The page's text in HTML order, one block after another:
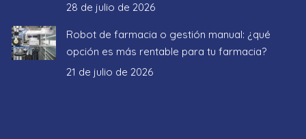
28 de julio de 2026
Robot de farmacia o gestión manual: ¿qué
opción es más rentable para tu farmacia?
21 de julio de 2026